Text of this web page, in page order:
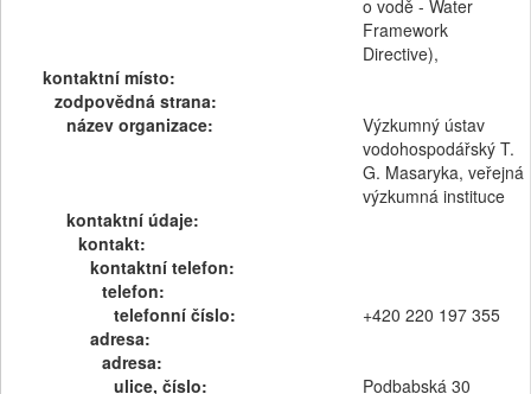
o vodě - Water
Framework
Directive),
kontaktní místo:
zodpovědná strana:
název organizace:
Výzkumný ústav
vodohospodářský T.
G. Masaryka, veřejná
výzkumná instituce
kontaktní údaje:
kontakt:
kontaktní telefon:
telefon:
telefonní číslo:
+420 220 197 355
adresa:
adresa:
ulice, číslo:
Podbabská 30